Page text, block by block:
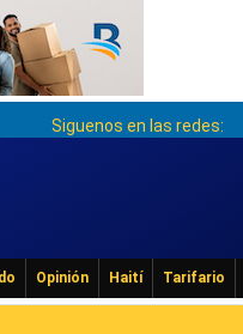
Siguenos en las redes:
Opinión Haití Tarifario